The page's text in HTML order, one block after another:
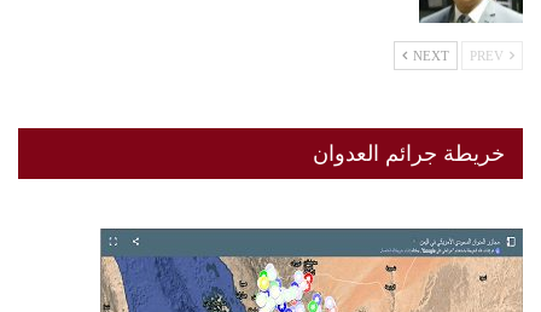
NEXT
خريطة جرائم العدوان